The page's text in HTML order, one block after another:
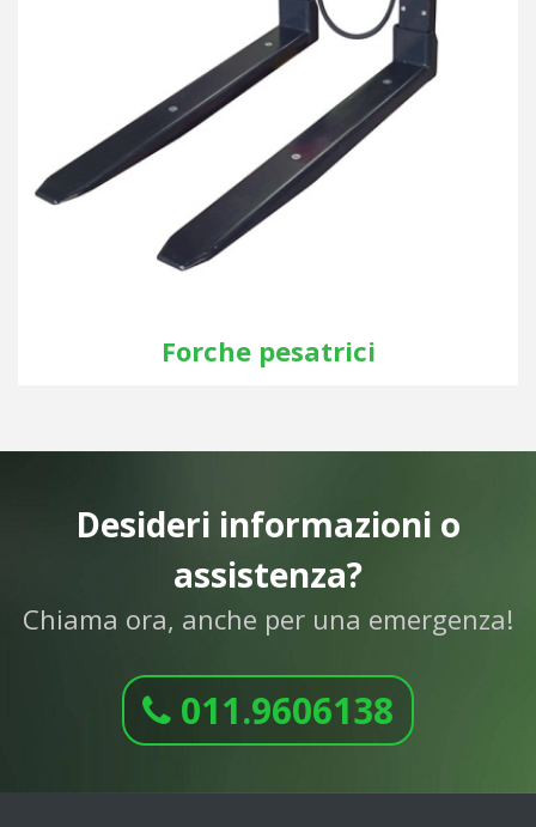
Forche pesatrici
Desideri informazioni o
assistenza?
Chiama ora, anche per una emergenza!
011.9606138